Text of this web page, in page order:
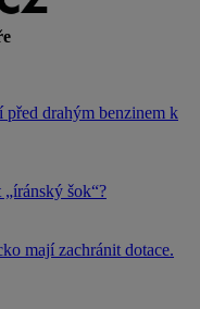
drahým benzinem k
šok“?
mají zachránit dotace.